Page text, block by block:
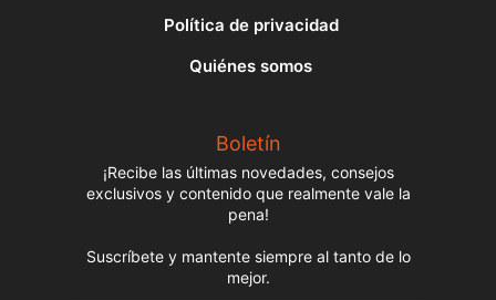
Política de privacidad
Quiénes somos
Boletín
¡Recibe las últimas novedades, consejos
exclusivos y contenido que realmente vale la
pena!
Suscríbete y mantente siempre al tanto de lo
mejor.